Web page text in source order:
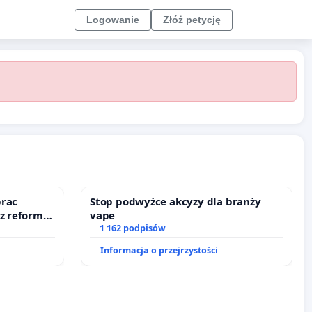
Logowanie Złóż petycję
reformą
Stop podwyżce akcyzy dla branży
vape
1 162 podpisów
Informacja o przejrzystości